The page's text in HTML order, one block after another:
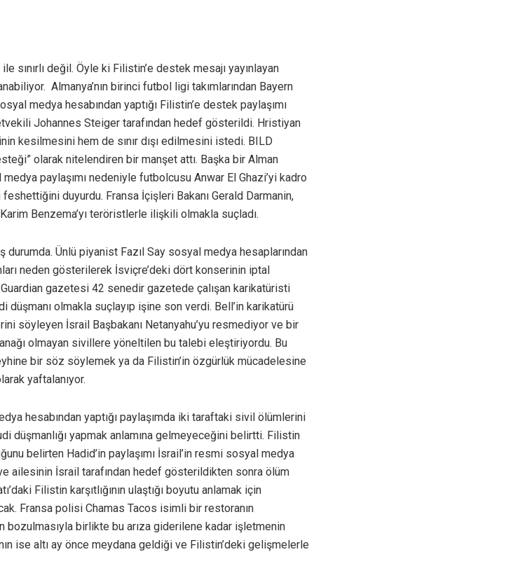
sınırlı değil. Öyle ki Filistin’e destek mesajı yayınlayan
Almanya’nın birinci futbol ligi takımlarından Bayern
medya hesabından yaptığı Filistin’e destek paylaşımı
Johannes Steiger tarafından hedef gösterildi. Hristiyan
kesilmesini hem de sınır dışı edilmesini istedi. BILD
olarak nitelendiren bir manşet attı. Başka bir Alman
paylaşımı nedeniyle futbolcusu Anwar El Ghazi’yi kadro
feshettiğini duyurdu. Fransa İçişleri Bakanı Gerald Darmanin,
Benzema’yı teröristlerle ilişkili olmakla suçladı.
durumda. Ünlü piyanist Fazıl Say sosyal medya hesaplarından
neden gösterilerek İsviçre’deki dört konserinin iptal
gazetesi 42 senedir gazetede çalışan karikatüristi
olmakla suçlayıp işine son verdi. Bell’in karikatürü
söyleyen İsrail Başbakanı Netanyahu’yu resmediyor ve bir
olmayan sivillere yöneltilen bu talebi eleştiriyordu. Bu
bir söz söylemek ya da Filistin’in özgürlük mücadelesine
yaftalanıyor.
hesabından yaptığı paylaşımda iki taraftaki sivil ölümlerini
düşmanlığı yapmak anlamına gelmeyeceğini belirtti. Filistin
belirten Hadid’in paylaşımı İsrail’in resmi sosyal medya
ailesinin İsrail tarafından hedef gösterildikten sonra ölüm
Filistin karşıtlığının ulaştığı boyutu anlamak için
Fransa polisi Chamas Tacos isimli bir restoranın
bozulmasıyla birlikte bu arıza giderilene kadar işletmenin
ise altı ay önce meydana geldiği ve Filistin’deki gelişmelerle